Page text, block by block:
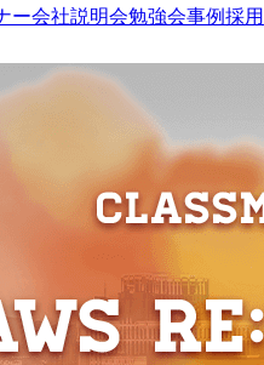
ー会社説明会勉強会事例採用